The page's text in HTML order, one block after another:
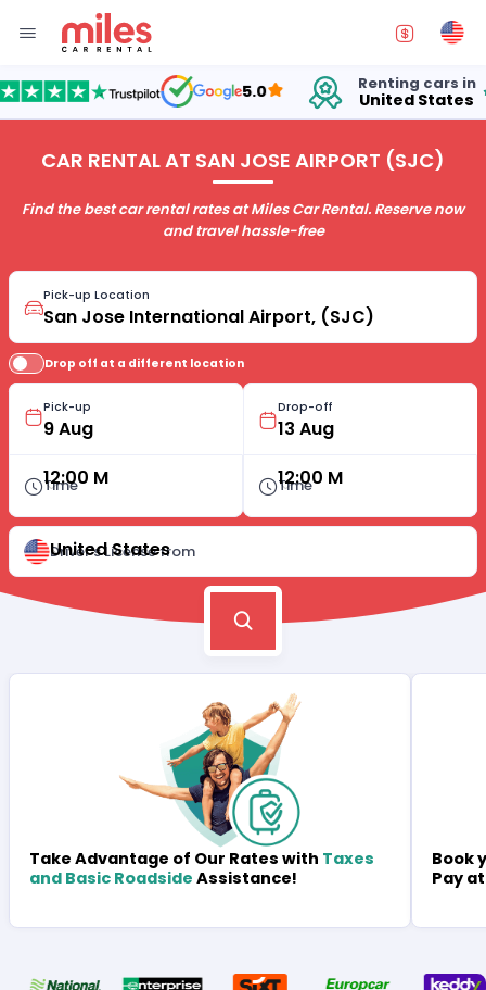
5.0 Renting cars in
United States
CAR RENTAL AT SAN JOSE AIRPORT (SJC)
Find the best car rental rates at Miles Car Rental. Reserve now
and travel hassle-free
Pick-up Location
Drop off at a different location
Pick-up
Time
12:00 M
Drop-off
Time
12:00 M
Driver's License from
United States
Take Advantage of Our Rates with Taxes
and Basic Roadside Assistance!
Book
Pay